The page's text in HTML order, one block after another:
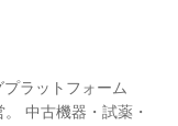
ラットフォーム
中古機器・試薬・